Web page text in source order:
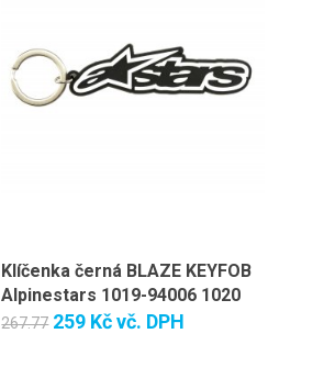
Klíčenka černá BLAZE KEYFOB
Alpinestars 1019-94006 1020
267.77 259 Kč vč. DPH